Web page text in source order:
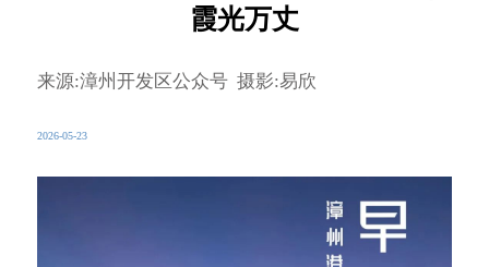
霞光万丈
来源:漳州开发区公众号 摄影:易欣
2026-05-23